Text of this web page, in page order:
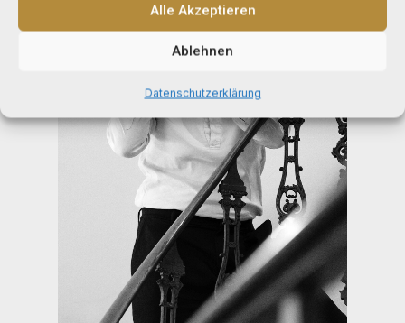
Alle Akzeptieren
Ablehnen
Datenschutzerklärung